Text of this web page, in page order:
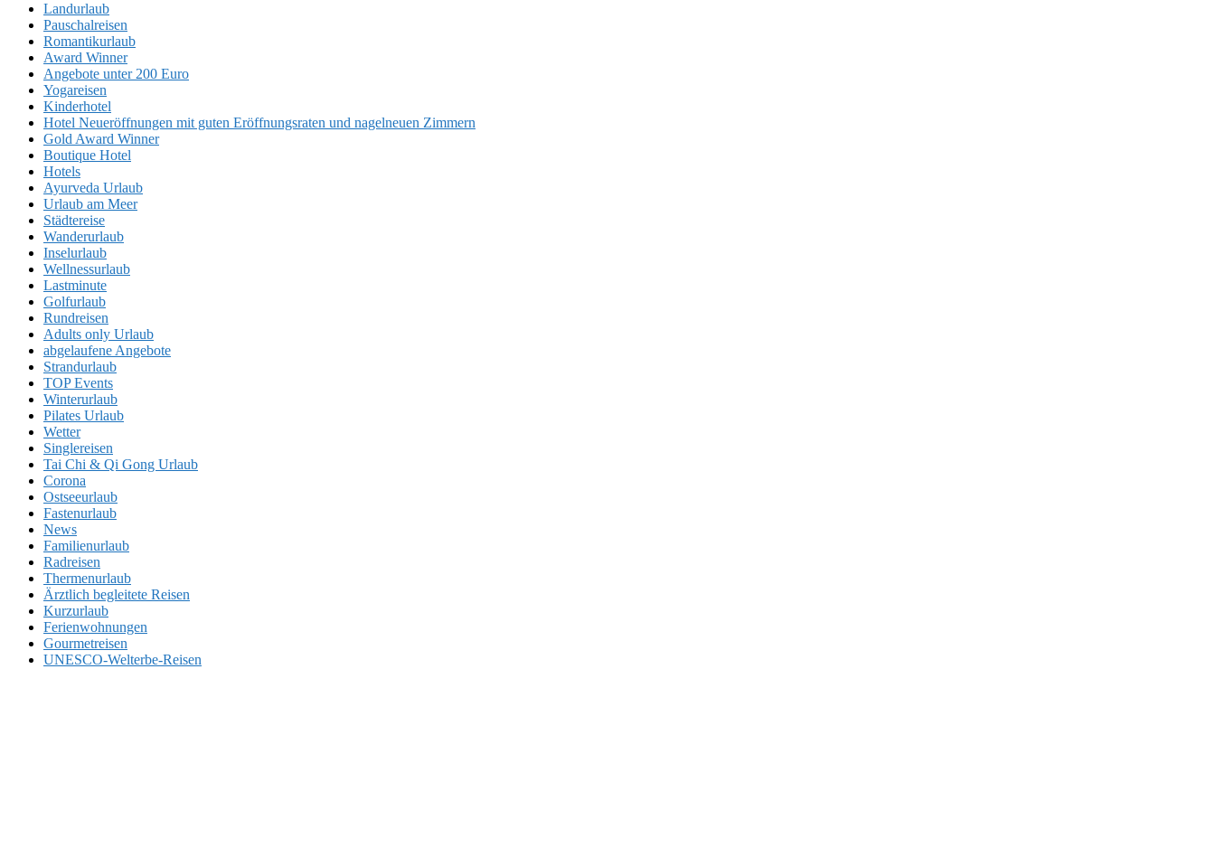
Landurlaub
Pauschalreisen
Romantikurlaub
Award Winner
Angebote unter 200 Euro
Yogareisen
Kinderhotel
Hotel Neueröffnungen mit guten Eröffnungsraten und nagelneuen Zimmern
Gold Award Winner
Boutique Hotel
Hotels
Ayurveda Urlaub
Urlaub am Meer
Städtereise
Wanderurlaub
Inselurlaub
Wellnessurlaub
Lastminute
Golfurlaub
Rundreisen
Adults only Urlaub
abgelaufene Angebote
Strandurlaub
TOP Events
Winterurlaub
Pilates Urlaub
Wetter
Singlereisen
Tai Chi & Qi Gong Urlaub
Corona
Ostseeurlaub
Fastenurlaub
News
Familienurlaub
Radreisen
Thermenurlaub
Ärztlich begleitete Reisen
Kurzurlaub
Ferienwohnungen
Gourmetreisen
UNESCO-Welterbe-Reisen